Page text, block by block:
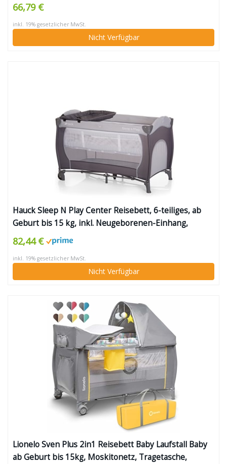
66,79 €
inkl. 19% gesetzlicher MwSt.
Nicht Verfügbar
Hauck Sleep N Play Center Reisebett, 6-teiliges, ab
Geburt bis 15 kg, inkl. Neugeborenen-Einhang,
Schlupf, Wickelauflage, Rollen, Matratze, Tragetasche,
höhenverstellbar, mobil & faltbar, stone (grau)
82,44 €
inkl. 19% gesetzlicher MwSt.
Nicht Verfügbar
Lionelo Sven Plus 2in1 Reisebett Baby Laufstall Baby
ab Geburt bis 15kg, Moskitonetz, Tragetasche,